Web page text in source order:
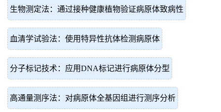
生物测定法：通过接种健康植物验证病原体致病性
血清学试验法：使用特异性抗体检测病原体
分子标记技术：应用DNA标记进行病原体分型
高通量测序法：对病原体全基因组进行测序分析